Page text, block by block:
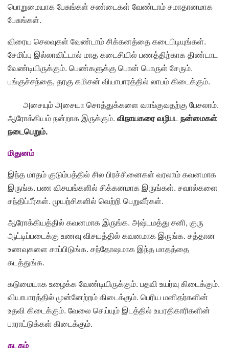
பொறுமையாக பேசுங்கள் சண்டைகள் வேண்டாம் சமாதானமாக
பேசுங்கள்.
விரைய செலவுகள் வேண்டாம் சிக்கனத்தை கடைபிடியுங்கள்.
சேமிப்பு இல்லாவிட்டால் மாத கடைசியில் பணத்திற்காக திண்டாட
வேண்டியிருக்கும். பெண்களுக்கு பொன் பொருள் சேரும்.
பங்குச்சந்தை, தரகு கமிசன் வியாபாரத்தில் லாபம் கிடைக்கும்.
அசையும் அசையா சொத்துக்களை வாங்குவதற்கு பேசலாம்.
ஆரோக்கியம் நன்றாக இருக்கும். விநாயகரை வழிபட நன்மைகள்
நடைபெறும்.
மிதுனம்
இந்த மாதம் குடும்பத்தில் சில பிரச்சினைகள் வரலாம் கவனமாக
இருங்க. பண விசயங்களில் சிக்கனமாக இருங்கள். சவால்களை
சந்திப்பீர்கள். முயற்சிகளில் வெற்றி பெறுவீர்கள்.
ஆரோக்கியத்தில் கவனமாக இருங்க. அஷ்டமத்து சனி, குரு
ஆட்டிப்படைக்கு உணவு விசயத்தில் கவனமாக இருங்க. சத்தான
உணவுகளை சாப்பிடுங்க. சந்தோஷமாக இந்த மாதத்தை
கடத்துங்க.
கடுமையாக உழைக்க வேண்டியிருக்கும். பதவி உயர்வு கிடைக்கும்.
வியாபாரத்தில் முன்னேற்றம் கிடைக்கும். பெரிய மனிதர்களின்
உதவி கிடைக்கும். வேலை செய்யும் இடத்தில் உயரதிகாரிகளின்
பாராட்டுக்கள் கிடைக்கும்.
கடகம்